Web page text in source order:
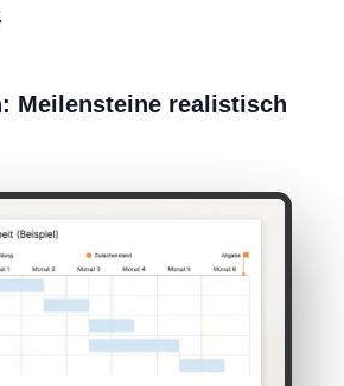
.
Meilensteine realistisch